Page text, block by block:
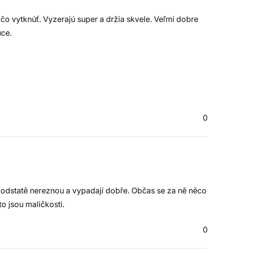
vytknúť. Vyzerajú super a držia skvele. Veľmi dobre
0
nereznou a vypadají dobře. Občas se za ně něco
jsou maličkosti.
0